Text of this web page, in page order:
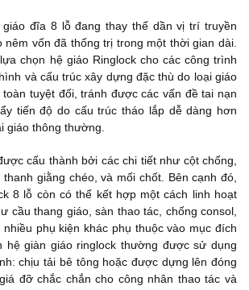
giáo đĩa 8 lỗ đang thay thế dần vị trí truyền
nêm vốn đã thống trị trong một thời gian dài.
chọn hệ giáo Ringlock cho các công trình
và cấu trúc xây dựng đặc thù do loại giáo
tuyệt đối, tránh được các vấn đề tai nạn
tiến độ do cấu trúc tháo lắp dễ dàng hơn
giáo thông thường.
cấu thành bởi các chi tiết như cột chống,
giằng chéo, và mối chốt. Bên cạnh đó,
8 lỗ còn có thể kết hợp một cách linh hoạt
cầu thang giáo, sàn thao tác, chống consol,
phụ kiện khác phụ thuộc vào mục đích
hệ giàn giáo ringlock thường được sử dụng
chịu tải bê tông hoặc được dựng lên đóng
đỡ chắc chắn cho công nhân thao tác và